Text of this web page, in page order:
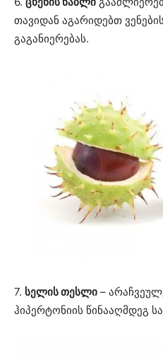
თავიდან აგარიდებთ
გაგანიერებას.
7. სელის თესლი –
ჰიპერტონიის წინააღმდეგ